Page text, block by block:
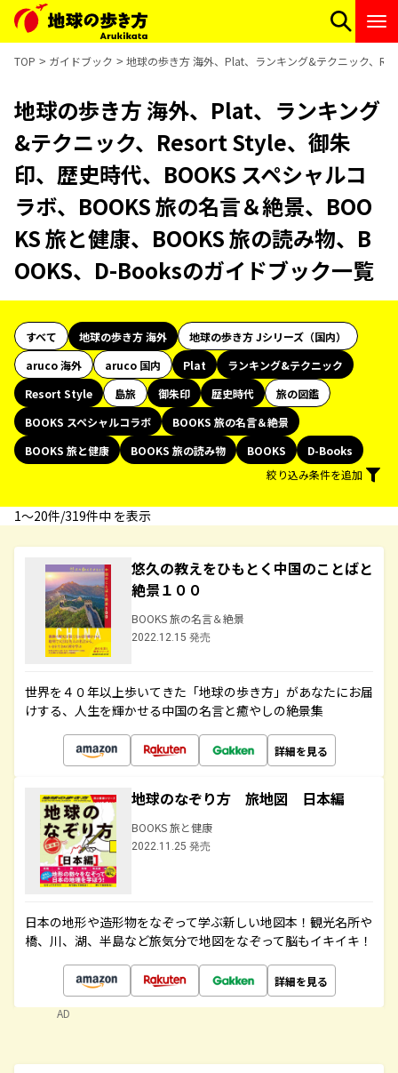
TOP ガイドブック 地球の歩き方 海外、Plat、ランキング&テクニック、
地球の歩き方 海外、Plat、ランキング
&テクニック、Resort Style、御朱
印、歴史時代、BOOKS スペシャルコ
ラボ、BOOKS 旅の名言＆絶景、BOO
KS 旅と健康、BOOKS 旅の読み物、B
OOKS、D-Booksのガイドブック一覧
すべて 地球の歩き方 海外
地球の歩き方 Jシリーズ（国内）
aruco 海外
aruco 国内 Plat
ランキング&テクニック
Resort Style
島旅 御朱印 歴史時代
旅の図鑑
BOOKS スペシャルコラボ
BOOKS 旅の名言＆絶景
BOOKS 旅と健康
BOOKS 旅の読み物 BOOKS
D-Books
絞り込み条件を追加
1〜20件/319件中 を表示
悠久の教えをひもとく中国のことばと
絶景１００
BOOKS 旅の名言＆絶景
2022.12.15 発売
世界を４０年以上歩いてきた「地球の歩き方」があなたにお届
けする、人生を輝かせる中国の名言と癒やしの絶景集
詳細を見る
地球のなぞり方 旅地図 日本編
BOOKS 旅と健康
2022.11.25 発売
日本の地形や造形物をなぞって学ぶ新しい地図本！観光名所や
橋、川、湖、半島など旅気分で地図をなぞって脳もイキイキ！
詳細を見る
AD